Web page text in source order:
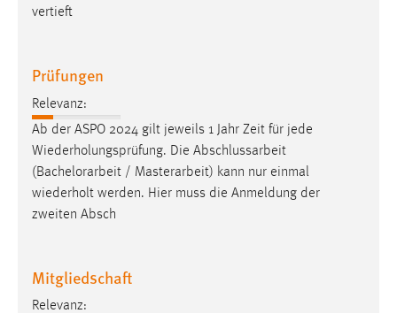
vertieft
Prüfungen
Relevanz:
Ab der ASPO 2024 gilt jeweils 1 Jahr Zeit für jede
Wiederholungsprüfung. Die Abschlussarbeit
(Bachelorarbeit / Masterarbeit) kann nur einmal
wiederholt werden. Hier muss die Anmeldung der
zweiten Absch
Mitgliedschaft
Relevanz: